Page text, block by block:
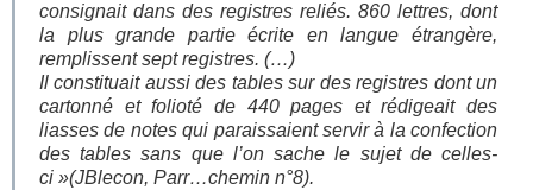
consignait dans des registres reliés. 860 lettres, dont
la plus grande partie écrite en langue étrangère,
remplissent sept registres. (…)
Il constituait aussi des tables sur des registres dont un
cartonné et folioté de 440 pages et rédigeait des
liasses de notes qui paraissaient servir à la confection
des tables sans que l’on sache le sujet de celles-
ci »(JBlecon, Parr…chemin n°8).